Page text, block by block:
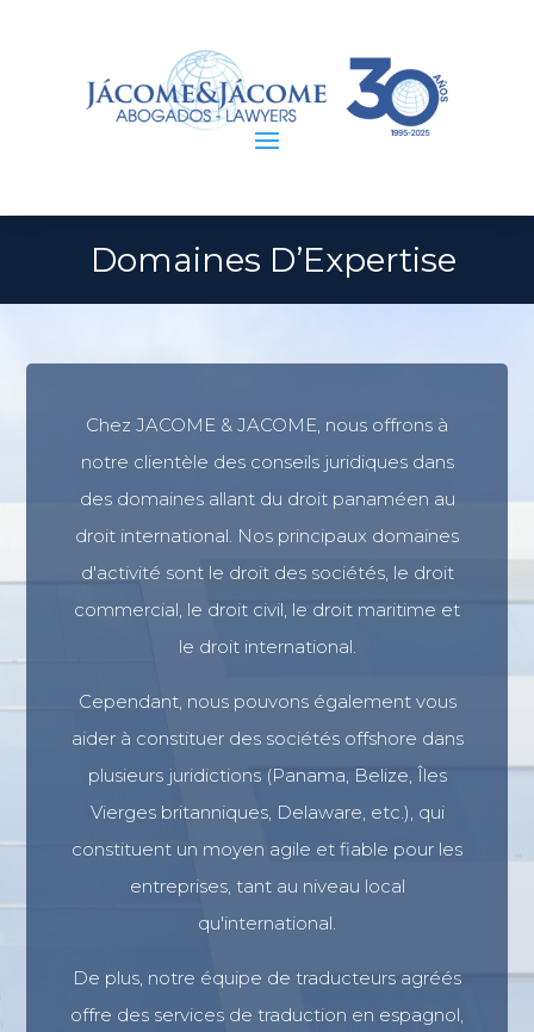
Domaines D’Expertise
Chez JACOME & JACOME, nous offrons à
notre clientèle des conseils juridiques dans
des domaines allant du droit panaméen au
droit international. Nos principaux domaines
d'activité sont le droit des sociétés, le droit
commercial, le droit civil, le droit maritime et
le droit international.
Cependant, nous pouvons également vous
aider à constituer des sociétés offshore dans
plusieurs juridictions (Panama, Belize, Îles
Vierges britanniques, Delaware, etc.), qui
constituent un moyen agile et fiable pour les
entreprises, tant au niveau local
qu'international.
De plus, notre équipe de traducteurs agréés
offre des services de traduction en espagnol,